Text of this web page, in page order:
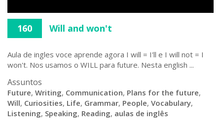
160 Will and won't
Aula de ingles voce aprende agora I will = I'll e I will not = I
won't. Nos usamos o WILL para future. Nesta english ...
Assuntos
Future, Writing, Communication, Plans for the future,
Will, Curiosities, Life, Grammar, People, Vocabulary,
Listening, Speaking, Reading, aulas de inglês